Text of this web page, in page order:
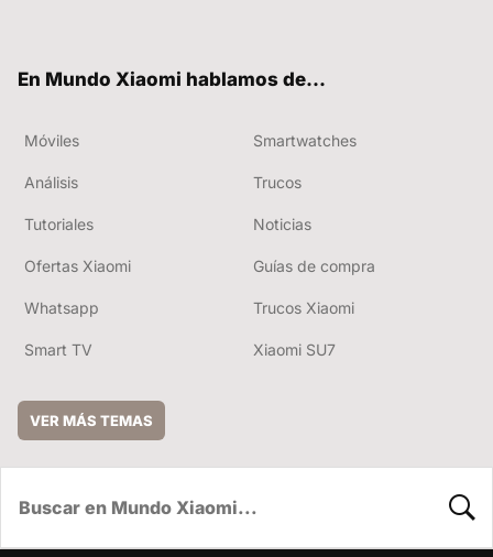
En Mundo Xiaomi hablamos de...
Móviles Smartwatches
Análisis Trucos
Tutoriales Noticias
Ofertas Xiaomi Guías de compra
Whatsapp Trucos Xiaomi
Smart TV Xiaomi SU7
VER MÁS TEMAS